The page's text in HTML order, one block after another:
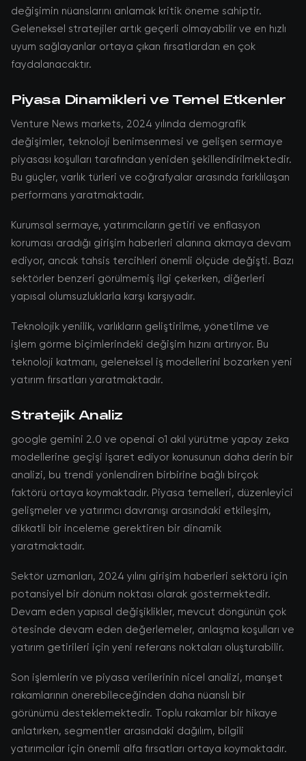
değişimin nüanslarını anlamak kritik öneme sahiptir.
Geleneksel stratejiler artık geçerli olmayabilir ve en hızlı
uyum sağlayanlar ortaya çıkan fırsatlardan en çok
faydalanacaktır.
Piyasa Dinamikleri ve Temel Etkenler
Venture News markets, 2024 yılında demografik
değişimler, teknoloji benimsenmesi ve gelişen sermaye
piyasası koşulları tarafından yeniden şekillendirilmektedir.
Bu güçler, varlık türleri ve coğrafyalar arasında farklılaşan
performans yaratmaktadır.
Kurumsal sermaye, yatırımcıların getiri ve enflasyon
koruması aradığı girişim haberleri alanına akmaya devam
ediyor, ancak tahsis tercihleri önemli ölçüde değişti. Bazı
sektörler benzeri görülmemiş ilgi çekerken, diğerleri
yapısal olumsuzluklarla karşı karşıyadır.
Teknolojik yenilik, varlıkların geliştirilme, yönetilme ve
işlem görme biçimlerindeki değişim hızını artırıyor. Bu
teknoloji katmanı, geleneksel iş modellerini bozarken yeni
yatırım fırsatları yaratmaktadır.
Stratejik Analiz
google gemini 2.0 ve openai o1 akıl yürütme yapay zeka
modellerine geçişi işaret ediyor konusunun daha derin bir
analizi, bu trendi yönlendiren birbirine bağlı birçok
faktörü ortaya koymaktadır. Piyasa temelleri, düzenleyici
gelişmeler ve yatırımcı davranışı arasındaki etkileşim,
dikkatli bir inceleme gerektiren bir dinamik
yaratmaktadır.
Sektör uzmanları, 2024 yılını girişim haberleri sektörü için
potansiyel bir dönüm noktası olarak göstermektedir.
Devam eden yapısal değişiklikler, mevcut döngünün çok
ötesinde devam eden değerlemeler, anlaşma koşulları ve
yatırım getirileri için yeni referans noktaları oluşturabilir.
Son işlemlerin ve piyasa verilerinin nicel analizi, manşet
rakamlarının önerebileceğinden daha nüanslı bir
görünümü desteklemektedir. Toplu rakamlar bir hikaye
anlatırken, segmentler arasındaki dağılım, bilgili
yatırımcılar için önemli alfa fırsatları ortaya koymaktadır.